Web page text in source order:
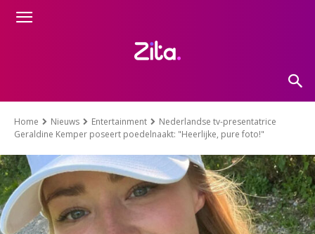
Home Nieuws Entertainment
Nederlandse tv-presentatrice
Geraldine Kemper poseert poedelnaakt: "Heerlijke, pure foto!"